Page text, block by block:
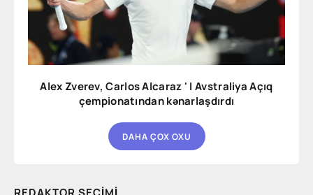
Alex Zverev, Carlos Alcaraz ' I Avstraliya Açıq
çempionatından kənarlaşdırdı
DAHA ÇOX OXU